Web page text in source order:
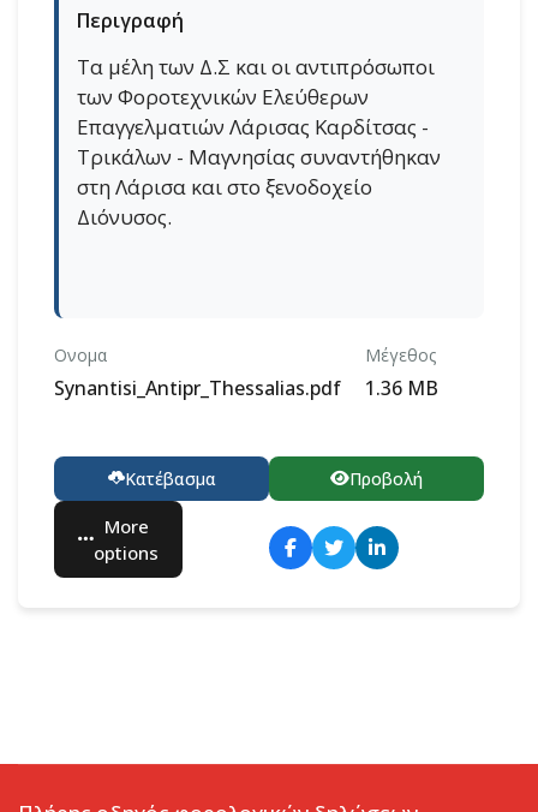
Περιγραφή
Τα μέλη των Δ.Σ και οι αντιπρόσωποι
των Φοροτεχνικών Ελεύθερων
Επαγγελματιών Λάρισας Καρδίτσας -
Τρικάλων - Μαγνησίας συναντήθηκαν
στη Λάρισα και στο ξενοδοχείο
Διόνυσος.
Ονομα
Synantisi_Antipr_Thessalias.pdf
Μέγεθος
1.36 MB
Κατέβασμα Προβολή
More
options